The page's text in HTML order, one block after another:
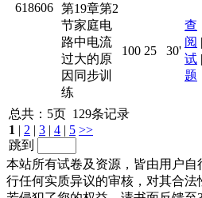
618606 第19章第2
节家庭电
路中电流
过大的原
因同步训
练
100 25 30'
查
阅 |
试 |
题
总共：5页 129条记录
1 | 2 | 3 | 4 | 5 >>
跳到
本站所有试卷及资源，皆由用户
行任何实质异议的审核，对其合法